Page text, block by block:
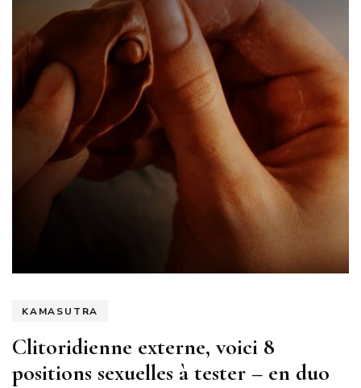
KAMASUTRA
Clitoridienne externe, voici 8
positions sexuelles à tester – en duo